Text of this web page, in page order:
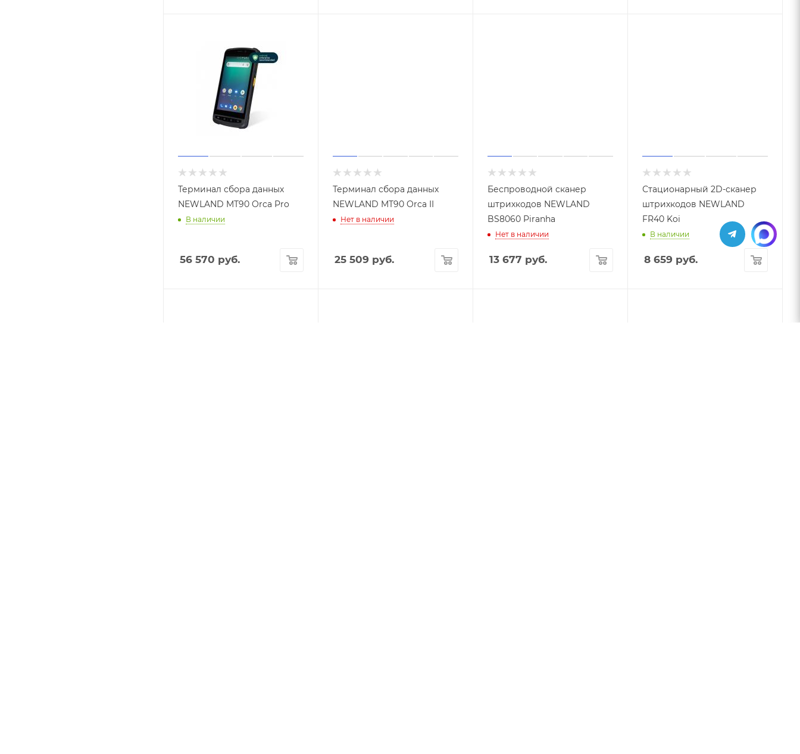
Терминал сбора данных
NEWLAND MT90 Orca Pro
В наличии
56 570 руб.
Терминал сбора данных
NEWLAND MT90 Orca II
Нет в наличии
25 509 руб.
Беспроводной сканер
штрихкодов NEWLAND
BS8060 Piranha
Нет в наличии
13 677 руб.
Стационарный 2D-сканер
штрихкодов NEWLAND
FR40 Koi
В наличии
8 659 руб.